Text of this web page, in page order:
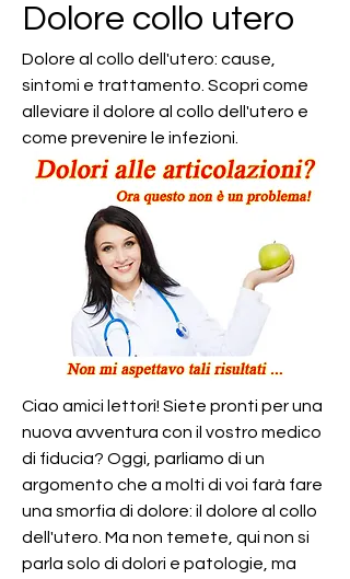
Dolore collo utero
Dolore al collo dell'utero: cause,
sintomi e trattamento. Scopri come
alleviare il dolore al collo dell'utero e
come prevenire le infezioni.
Ciao amici lettori! Siete pronti per una
nuova avventura con il vostro medico
di fiducia? Oggi, parliamo di un
argomento che a molti di voi farà fare
una smorfia di dolore: il dolore al collo
dell'utero. Ma non temete, qui non si
parla solo di dolori e patologie, ma